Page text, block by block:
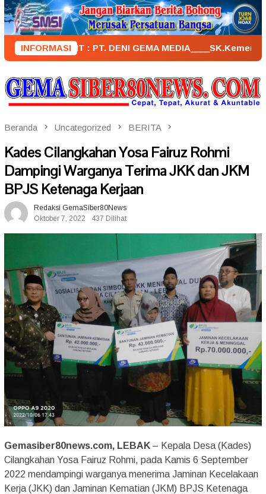
Loncat
ke
konten
INFORMASI
PENERBIT : PT. DENI GEMA
Beranda Uncategorized BERITA
Kades Cilangkahan Yosa Fairuz Rohmi
Dampingi Warganya Terima JKK dan JKM
BPJS Ketenaga Kerjaan
Redaksi GemaSiber80News
Oktober 7, 2022
437 Dilihat
Gemasiber80news.com, LEBAK – Kepala Desa (Kades)
Cilangkahan Yosa Fairuz Rohmi, pada Kamis 6 September
2022 mendampingi warganya menerima Jaminan Kecelakaan
Kerja (JKK) dan Jaminan Kematian (JKM) BPJS Ketenaga